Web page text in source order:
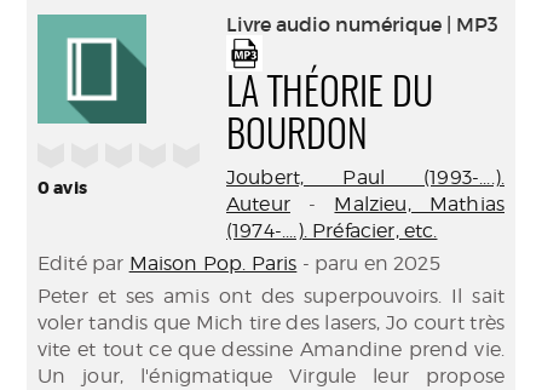
par
0avis
Livre audio numérique | MP3
LA THÉORIE DU
BOURDON
Joubert, Paul (1993-....).
Auteur- Malzieu, Mathias
(1974-....). Préfacier, etc.
Edité par Maison Pop. Paris - paru en 2025
Peter et ses amis ont des superpouvoirs. Il sait
voler tandis que Mich tire des lasers, Jo court très
vite et tout ce que dessine Amandine prend vie.
Un jour, l'énigmatique Virgule leur propose